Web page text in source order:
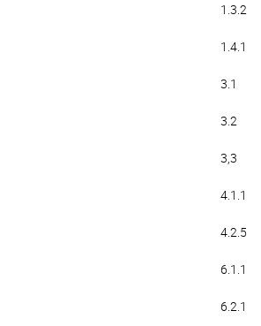
1.3.2
1.4.1
3.1
3.2
3,3
4.1.1
4.2.5
6.1.1
6.2.1